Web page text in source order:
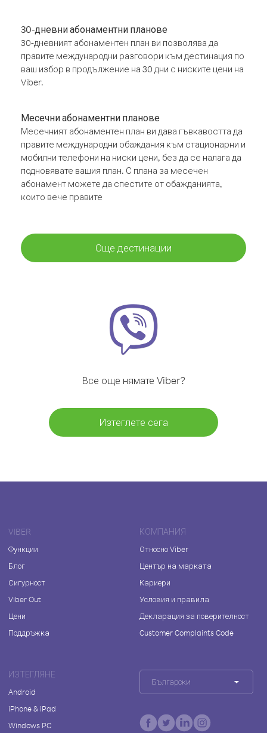
30-дневни абонаментни планове
30-дневният абонаментен план ви позволява да
правите международни разговори към дестинация по
ваш избор в продължение на 30 дни с ниските цени на
Viber.
Месечни абонаментни планове
Месечният абонаментен план ви дава гъвкавостта да
правите международни обаждания към стационарни и
мобилни телефони на ниски цени, без да се налага да
подновявате вашия план. С плана за месечен
абонамент можете да спестите от обажданията,
които вече правите
Още дестинации
Все още нямате Viber?
Изтеглете сега
VIBER
Функции
Блог
Сигурност
Viber Out
Цени
Поддръжка
КОМПАНИЯ
Относно Viber
Център на марката
Кариери
Условия и правила
Декларация за поверителност
Customer Complaints Code
ИЗТЕГЛЯНЕ
Android
iPhone & iPad
Windows PC
Български